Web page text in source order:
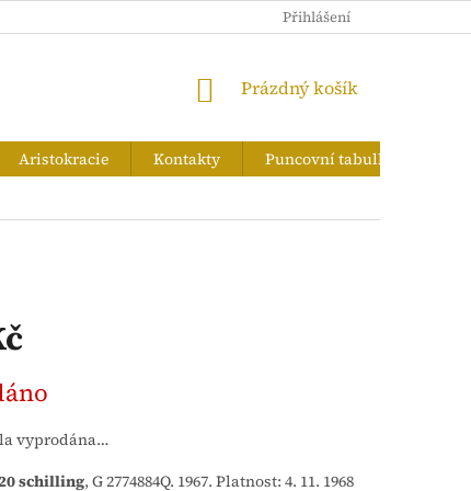
Přihlášení
NÁKUPNÍ
Prázdný košík
Aristokracie Kontakty Puncovní tabulka
vyprodána…
schilling, G 2774884Q. 1967. Platnost: 4. 11. 1968